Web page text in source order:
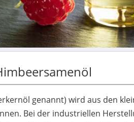
genannt) wird aus den
Bei der industriellen